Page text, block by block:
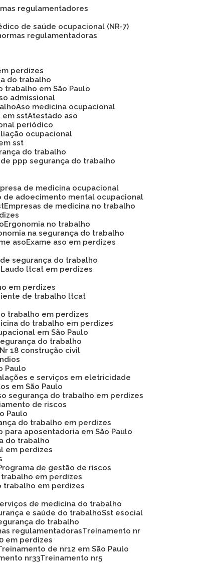
regulamentadores
de saúde ocupacional (NR-7)
regulamentadoras
perdizes
do trabalho
trabalho em São Paulo
admissional
Aso medicina ocupacional
em sst Atestado aso
periódico
ocupacional
sst
do trabalho
de ppp segurança do trabalho
de medicina ocupacional
de adoecimento mental ocupacional
Empresas de medicina no trabalho
Ergonomia no trabalho
na segurança do trabalho
aso Exame aso em perdizes
de segurança do trabalho
Laudo ltcat em perdizes
em perdizes
de trabalho ltcat
trabalho em perdizes
do trabalho em perdizes
em São Paulo
do trabalho
Nr 18 construção civil
Paulo
e serviços em eletricidade
em São Paulo
segurança do trabalho em perdizes
de riscos
Paulo
do trabalho em perdizes
para aposentadoria em São Paulo
do trabalho
em perdizes
Programa de gestão de riscos
trabalho em perdizes
trabalho em perdizes
Serviços de medicina do trabalho
e saúde do trabalho Sst esocial
do trabalho
regulamentadoras
Treinamento nr
em perdizes
Treinamento de nr12 em São Paulo
nr33 Treinamento nr5